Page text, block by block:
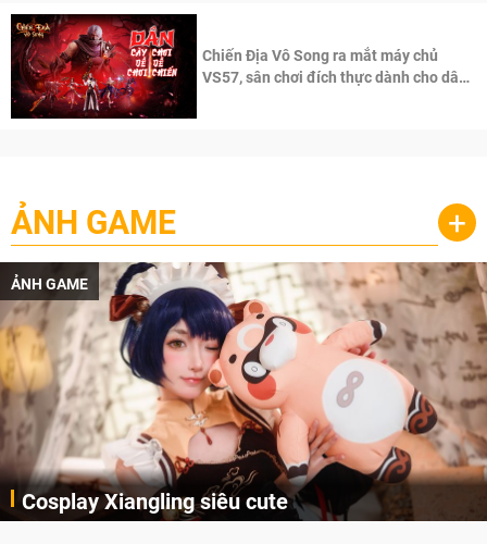
Chiến Địa Vô Song ra mắt máy chủ
VS57, sân chơi đích thực dành cho dân
ẢNH GAME +
ẢNH GAME
Cosplay Xiangling siêu cute